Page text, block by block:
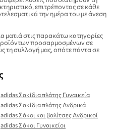
επιτρέποντας σε κάθε
την ημέρα του με άνεση
ματιά στις παρακάτω κατηγορίες
προϊόντων προσαρμοσμένων σε
τη συλλογή μας, οπότε πάντα σε
adidas Σακίδια πλάτης Γυναικεία
adidas Σακίδια πλάτης Ανδρικά
adidas Σάκοι και βαλίτσες Ανδρικοί
adidas Σάκοι Γυναικείοι